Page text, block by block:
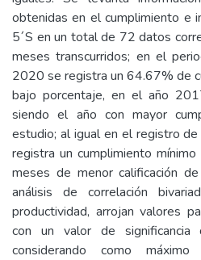
obtenidas en el cumplimiento e
5´S en un total de 72 datos
meses transcurridos; en el
2020 se registra un 64.67% de
bajo porcentaje, en el año
siendo el año con mayor
estudio; al igual en el registro
registra un cumplimiento
meses de menor calificación
análisis de correlación
productividad, arrojan valores
con un valor de
considerando como